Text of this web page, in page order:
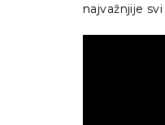
najvažnjije